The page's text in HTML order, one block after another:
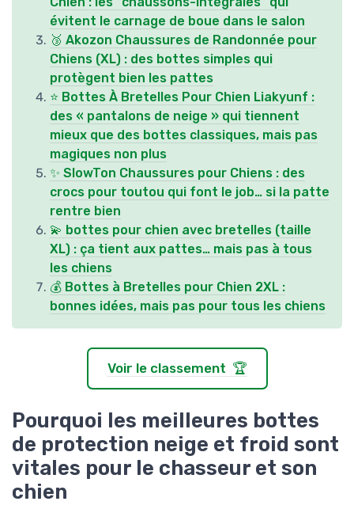
évitent le carnage de boue dans le salon
🥉 Akozon Chaussures de Randonnée pour
Chiens (XL) : des bottes simples qui
protègent bien les pattes
⭐ Bottes À Bretelles Pour Chien Liakyunf :
des « pantalons de neige » qui tiennent
mieux que des bottes classiques, mais pas
magiques non plus
✨ SlowTon Chaussures pour Chiens : des
crocs pour toutou qui font le job… si la patte
rentre bien
💫 bottes pour chien avec bretelles (taille
XL) : ça tient aux pattes… mais pas à tous
les chiens
💰 Bottes à Bretelles pour Chien 2XL :
bonnes idées, mais pas pour tous les chiens
Voir le classement 🏆
Pourquoi les meilleures bottes
de protection neige et froid sont
vitales pour le chasseur et son
chien